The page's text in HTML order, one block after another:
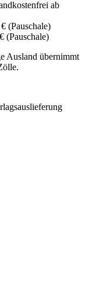
ab
(Pauschale)
(Pauschale)
Ausland übernimmt